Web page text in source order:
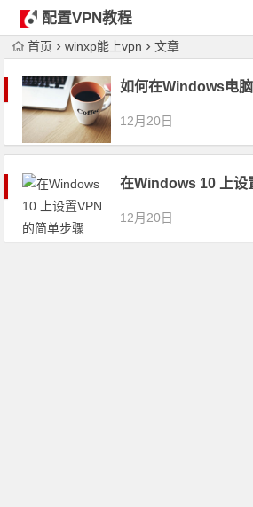
配置VPN教程
首页 winxp能上vpn 文章
如何在Windows电
12月20日
在Windows 10 上设
12月20日